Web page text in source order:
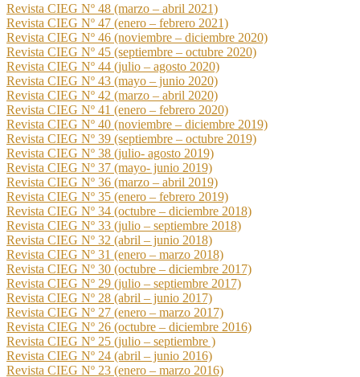
Revista CIEG Nº 23 (enero – marzo 2016)
Revista CIEG Nº 24 (abril – junio 2016)
Revista CIEG Nº 25 (julio – septiembre )
Revista CIEG Nº 26 (octubre – diciembre 2016)
Revista CIEG Nº 27 (enero – marzo 2017)
Revista CIEG Nº 28 (abril – junio 2017)
Revista CIEG Nº 29 (julio – septiembre 2017)
Revista CIEG Nº 30 (octubre – diciembre 2017)
Revista CIEG Nº 31 (enero – marzo 2018)
Revista CIEG Nº 32 (abril – junio 2018)
Revista CIEG Nº 33 (julio – septiembre 2018)
Revista CIEG Nº 34 (octubre – diciembre 2018)
Revista CIEG Nº 35 (enero – febrero 2019)
Revista CIEG Nº 36 (marzo – abril 2019)
Revista CIEG Nº 37 (mayo- junio 2019)
Revista CIEG Nº 38 (julio- agosto 2019)
Revista CIEG Nº 39 (septiembre – octubre 2019)
Revista CIEG Nº 40 (noviembre – diciembre 2019)
Revista CIEG Nº 41 (enero – febrero 2020)
Revista CIEG Nº 42 (marzo – abril 2020)
Revista CIEG Nº 43 (mayo – junio 2020)
Revista CIEG Nº 44 (julio – agosto 2020)
Revista CIEG Nº 45 (septiembre – octubre 2020)
Revista CIEG Nº 46 (noviembre – diciembre 2020)
Revista CIEG Nº 47 (enero – febrero 2021)
Revista CIEG Nº 48 (marzo – abril 2021)